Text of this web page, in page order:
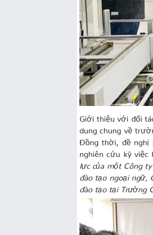
Giới thiệu với đối
dung chung về
Đồng thời, đề nghị
nghiên cứu kỹ
lực của một Công
đào tạo ngoại ngữ,
đào tạo tại Trường